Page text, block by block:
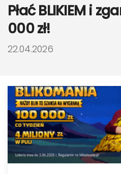
Płać BLIKIEM i
000 zł!
DATA PUBLIKACJI:
22.04.2026